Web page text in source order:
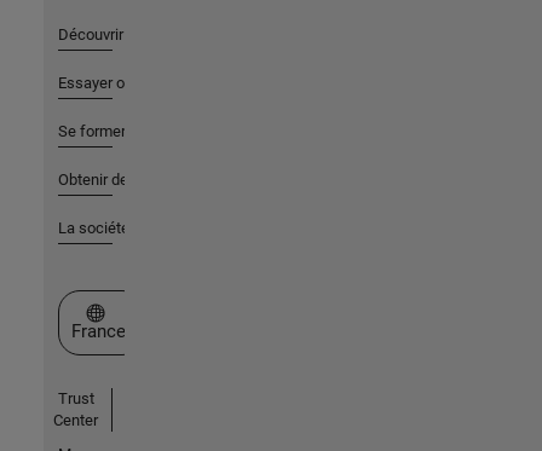
Découvrir les produits
Essayer ou acheter
Se former
Obtenir de l'aide
La société
Sélectionner un site web
France
Trust
Center